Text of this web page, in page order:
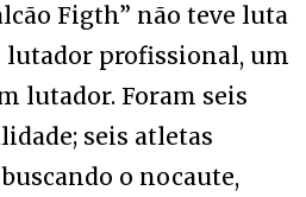
Figth” não teve luta
profissional, um
lutador. Foram seis
seis atletas
o nocaute,